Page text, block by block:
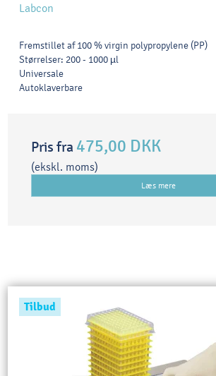
Labcon
Fremstillet af 100 % virgin polypropylene (PP)
Størrelser: 200 - 1000 µl
Universale
Autoklaverbare
Pris fra 475,00 DKK
(ekskl. moms)
Læs mere
Tilbud